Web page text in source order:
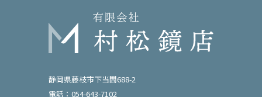
静岡県藤枝市下当間688-2
電話：054-643-7102